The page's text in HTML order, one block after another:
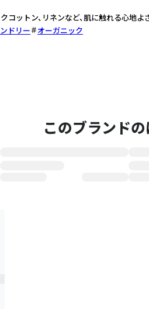
コットン、リネンなど、肌に触れる心地よ
ドリー
オーガニック
このブランド